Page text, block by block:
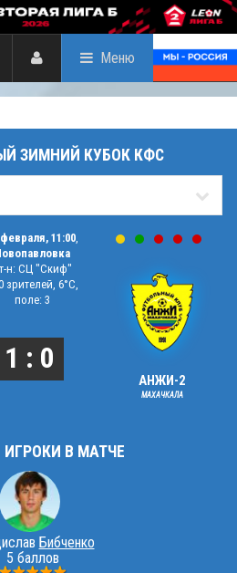
Меню
ЗИМНИЙ КУБОК КФС
11:00
н: СЦ "Скиф"
зрителей, 6°C,
поле: 3
1 : 0
АНЖИ-2
МАХАЧКАЛА
В МАТЧЕ
Бибченко
5 баллов